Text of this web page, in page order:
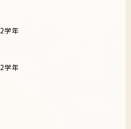
2学年
2学年